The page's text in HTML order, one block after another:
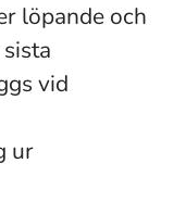
löpande och
vid
ur